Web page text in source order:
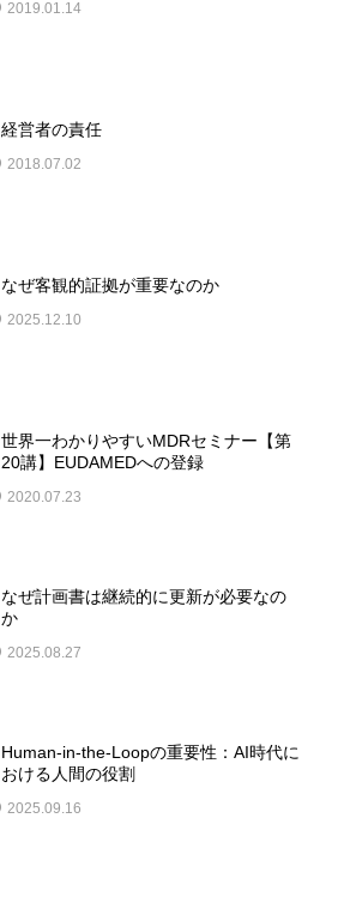
2019.01.14
経営者の責任
2018.07.02
なぜ客観的証拠が重要なのか
2025.12.10
世界一わかりやすいMDRセミナー【第
20講】EUDAMEDへの登録
2020.07.23
なぜ計画書は継続的に更新が必要なの
か
2025.08.27
Human-in-the-Loopの重要性：AI時代に
おける人間の役割
2025.09.16